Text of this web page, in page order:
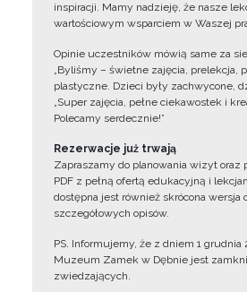
inspiracji. Mamy nadzieję, że nasze
wartościowym wsparciem w Waszej
Opinie uczestników mówią same za
„Byliśmy – świetne zajęcia, prelekcja,
plastyczne. Dzieci były zachwycone,
„Super zajęcia, pełne ciekawostek i
Polecamy serdecznie!”
Rezerwacje już trwają
Zapraszamy do planowania wizyt oraz
PDF z pełną ofertą edukacyjną i
dostępna jest również skrócona wersja
szczegółowych opisów.
PS. Informujemy, że z dniem 1 grudnia
Muzeum Zamek w Dębnie jest
zwiedzających.